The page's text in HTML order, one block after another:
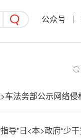
公众号